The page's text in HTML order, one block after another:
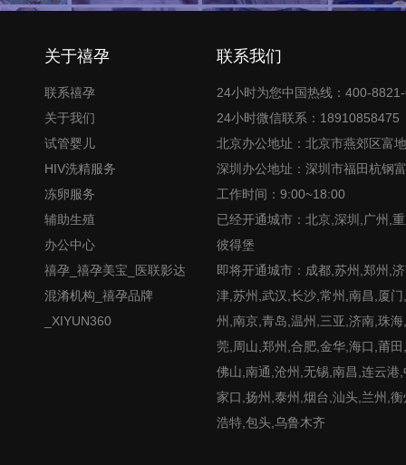
关于禧孕
联系禧孕
关于我们
试管婴儿
HIV洗精服务
冻卵服务
辅助生殖
办公中心
禧孕_禧孕美宝_医联影达
混淆机构_禧孕品牌
_XIYUN360
联系我们
24小时为您中国热线：400-
24小时微信联系：18910858475
北京办公地址：北京市燕郊区富
深圳办公地址：深圳市福田杭钢
工作时间：9:00~18:00
已经开通城市：北京,深圳,广州,
彼得堡
即将开通城市：成都,苏州,郑州,
津,苏州,武汉,长沙,常州,南昌,厦
州,南京,青岛,温州,三亚,济南,珠
莞,周山,郑州,合肥,金华,海口,莆
佛山,南通,沧州,无锡,南昌,连云港
家口,扬州,泰州,烟台,汕头,兰州,
浩特,包头,乌鲁木齐